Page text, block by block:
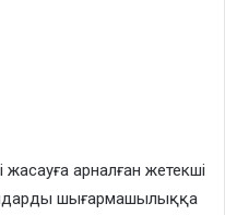
арналған жетекші
шығармашылыққа